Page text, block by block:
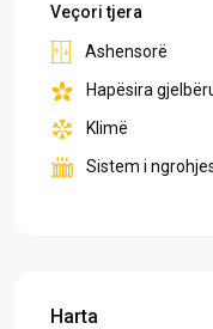
Veçori tjera
Ashensorë
Hapësira
Klimë
Sistem i
Harta